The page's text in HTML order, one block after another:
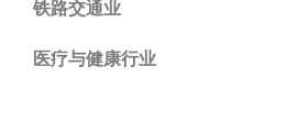
铁路交通业
医疗与健康行业